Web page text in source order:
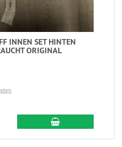
INNEN SET HINTEN
ORIGINAL